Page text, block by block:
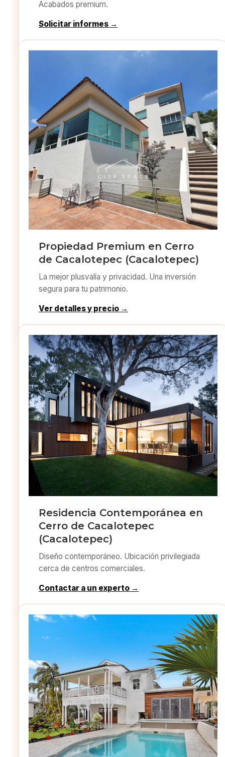
Acabados premium.
Solicitar informes →
Propiedad Premium en Cerro
de Cacalotepec (Cacalotepec)
La mejor plusvalía y privacidad. Una inversión
segura para tu patrimonio.
Ver detalles y precio →
Residencia Contemporánea en
Cerro de Cacalotepec
(Cacalotepec)
Diseño contemporáneo. Ubicación privilegiada
cerca de centros comerciales.
Contactar a un experto →